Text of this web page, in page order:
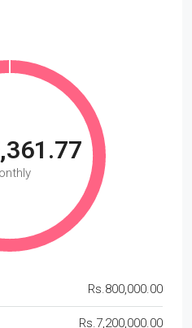
Rs.800,000.00
Rs.7,200,000.00